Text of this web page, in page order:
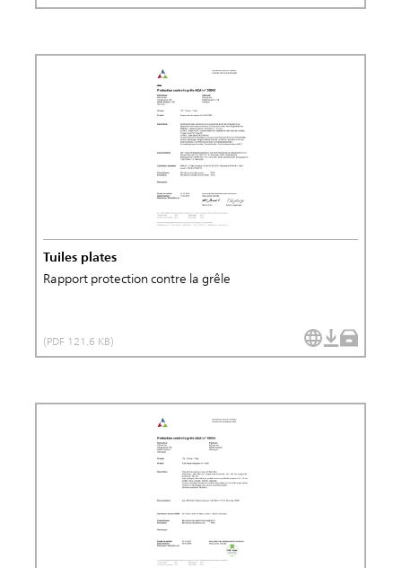
Tuiles plates
Rapport protection contre la grêle
(PDF 121.6 KB)